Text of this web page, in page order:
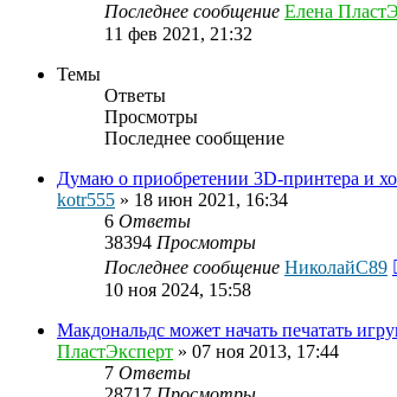
Последнее сообщение Елена
11 фев 2021, 21:32
Темы
Ответы
Просмотры
Последнее сообщение
Думаю о приобретении 3D-принтера и
kotr555 » 18 июн 2021, 16:34
6 Ответы
38394 Просмотры
Последнее сообщение НиколайС89
10 ноя 2024, 15:58
Макдональдс может начать печатать
ПластЭксперт » 07 ноя 2013, 17:44
7 Ответы